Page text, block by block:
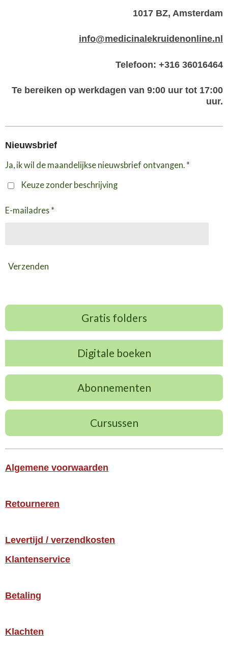
1017 BZ, Amsterdam
info@medicinalekruidenonline.nl
Telefoon: +316 36016464
Te bereiken op werkdagen van 9:00 uur tot 17:00
uur.
Nieuwsbrief
Ja, ik wil de maandelijkse nieuwsbrief ontvangen. *
Keuze zonder beschrijving
E-mailadres *
Verzenden
Gratis folders
Digitale boeken
Abonnementen
Cursussen
Algemene voorwaarden
Retourneren
Levertijd / verzendkosten
Klantenservice
Betaling
Klachten